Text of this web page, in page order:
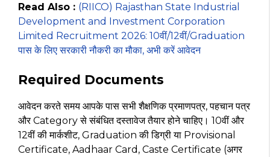
Read Also : (RIICO) Rajasthan State Industrial
Development and Investment Corporation
Limited Recruitment 2026: 10वीं/12वीं/Graduation
पास के लिए सरकारी नौकरी का मौका, अभी करें आवेदन
Required Documents
आवेदन करते समय आपके पास सभी शैक्षणिक प्रमाणपत्र, पहचान पत्र
और Category से संबंधित दस्तावेज तैयार होने चाहिए। 10वीं और
12वीं की मार्कशीट, Graduation की डिग्री या Provisional
Certificate, Aadhaar Card, Caste Certificate (अगर